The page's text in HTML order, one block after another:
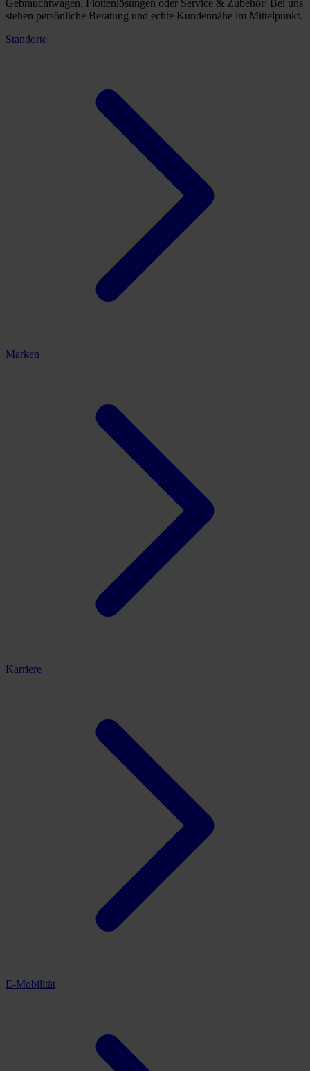
Gebrauchtwagen, Flottenlösungen oder Service & Zubehör: Bei uns
stehen persönliche Beratung und echte Kundennähe im Mittelpunkt.
Standorte
Marken
Karriere
E-Mobilität